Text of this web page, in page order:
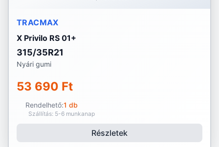
TRACMAX
X Privilo RS 01+
315/35R21
Nyári gumi
53 690 Ft
Rendelhető:1 db
Szállítás: 5-6 munkanap
Részletek